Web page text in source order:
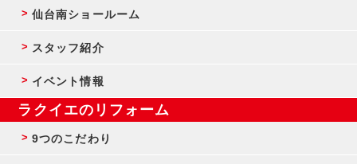
仙台南ショールーム
スタッフ紹介
イベント情報
ラクイエのリフォーム
9つのこだわり